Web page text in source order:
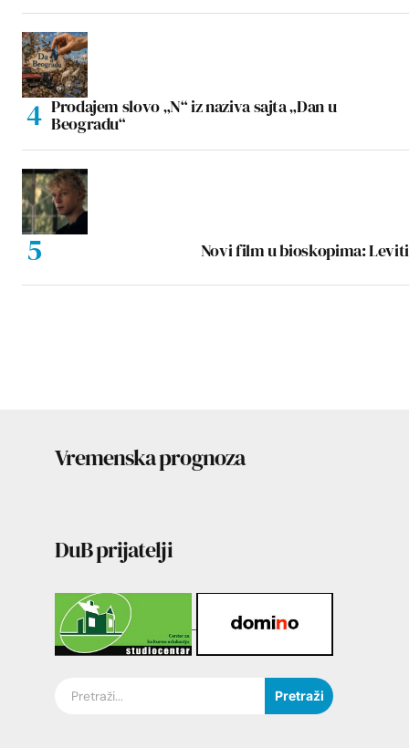
Prodajem slovo „N“ iz naziva sajta „Dan u
Beogradu“
Novi film u bioskopima: Leviti
Vremenska prognoza
DuB prijatelji
Pretraži